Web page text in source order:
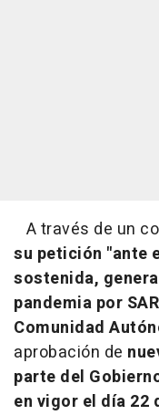
A través de un
su petición "ante
sostenida,
pandemia por
Comunidad
aprobación de
parte del
en vigor el día 22